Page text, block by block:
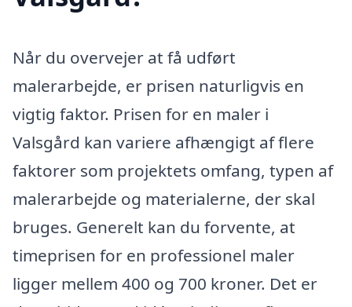
Når du overvejer at få udført
malerarbejde, er prisen naturligvis en
vigtig faktor. Prisen for en maler i
Valsgård kan variere afhængigt af flere
faktorer som projektets omfang, typen af
malerarbejde og materialerne, der skal
bruges. Generelt kan du forvente, at
timeprisen for en professionel maler
ligger mellem 400 og 700 kroner. Det er